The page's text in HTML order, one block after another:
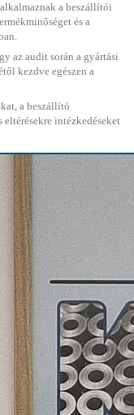
a beszállítói
és a
az audit során a gyártási
kezdve egészen a
a beszállító
intézkedéseket